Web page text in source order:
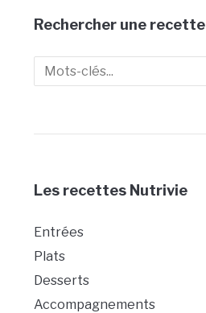
Rechercher une recette
Search
for:
Les recettes Nutrivie
Entrées
Plats
Desserts
Accompagnements